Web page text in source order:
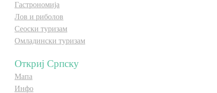
Гастрономија
Лов и риболов
Сеоски туризам
Омладински туризам
Откриј Српску
Мапа
Инфо